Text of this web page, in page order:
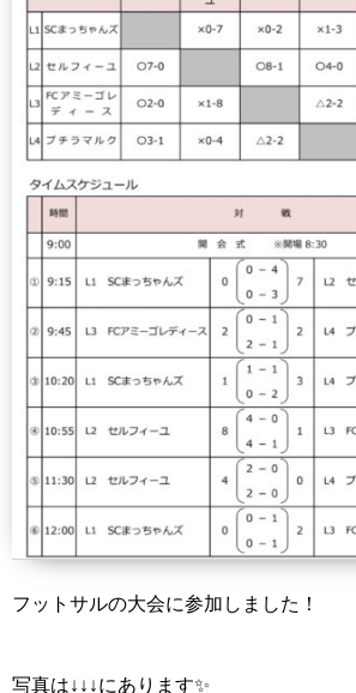
フットサルの大会に参加しました！
写真は↓↓↓にあります✨